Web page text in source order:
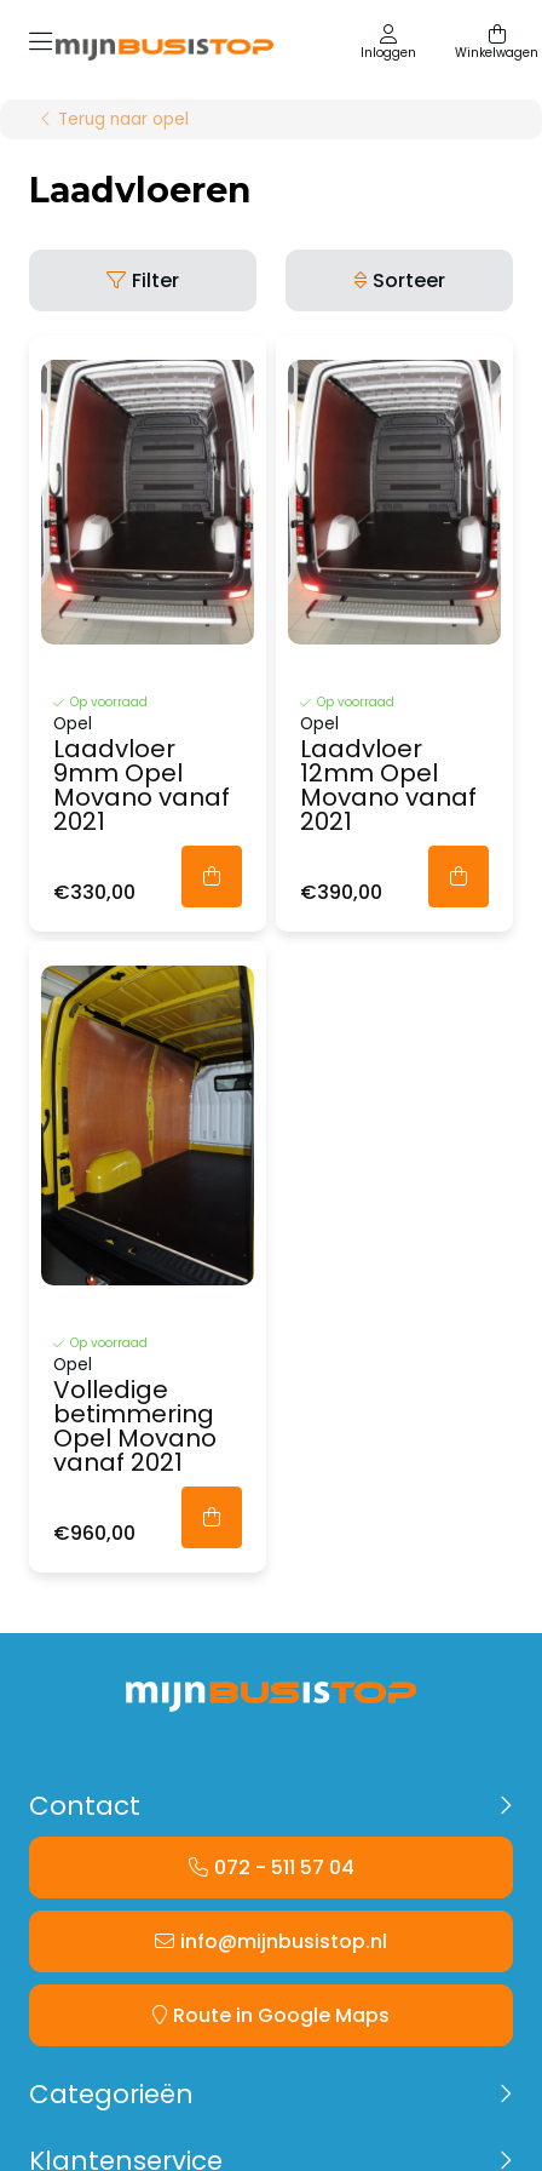
Inloggen Winkelwagen
Terug naar opel
Laadvloeren
Filter Sorteer
Op voorraad
Opel
Laadvloer
9mm Opel
Movano vanaf
2021
€330,00
Op voorraad
Opel
Laadvloer
12mm Opel
Movano vanaf
2021
€390,00
Op voorraad
Opel
Volledige
betimmering
Opel Movano
vanaf 2021
€960,00
Contact
072 - 511 57 04
info@mijnbusistop.nl
Route in Google Maps
Categorieën
Klantenservice